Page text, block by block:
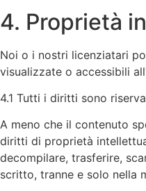
4. Proprietà
Noi o i nostri licenziatari
visualizzate o accessibili
4.1 Tutti i diritti sono
A meno che il contenuto
diritti di proprietà
decompilare, trasferire,
scritto, tranne e solo nella